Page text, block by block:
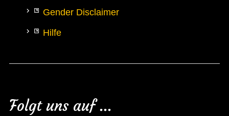
Gender Disclaimer
Hilfe
Folgt uns auf ...